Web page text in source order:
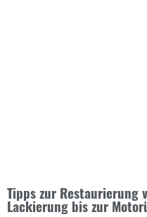
Tipps zur Restaurierung
Lackierung bis zur